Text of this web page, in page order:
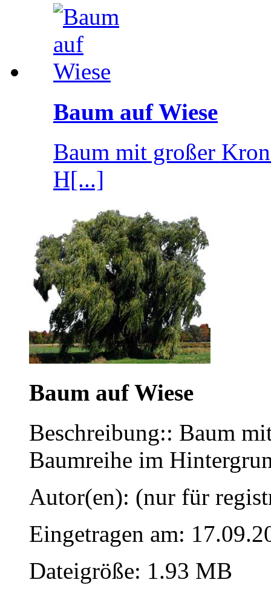
Baum auf Wiese
Baum mit großer
H[...]
Baum auf Wiese
Beschreibung:: Baum
Baumreihe im
Autor(en): (nur für
Eingetragen am:
Dateigröße: 1.93 MB